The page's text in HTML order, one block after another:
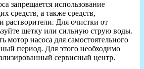
запрещается использование
средств, а также средств,
растворители. Для очистки от
щетку или сильную струю воды.
мотор насоса для самостоятельного
период. Для этого необходимо
сервисный центр.